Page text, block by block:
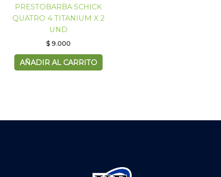
PRESTOBARBA SCHICK
QUATRO 4 TITANIUM X 2
UND
$9.000
AÑADIR AL CARRITO